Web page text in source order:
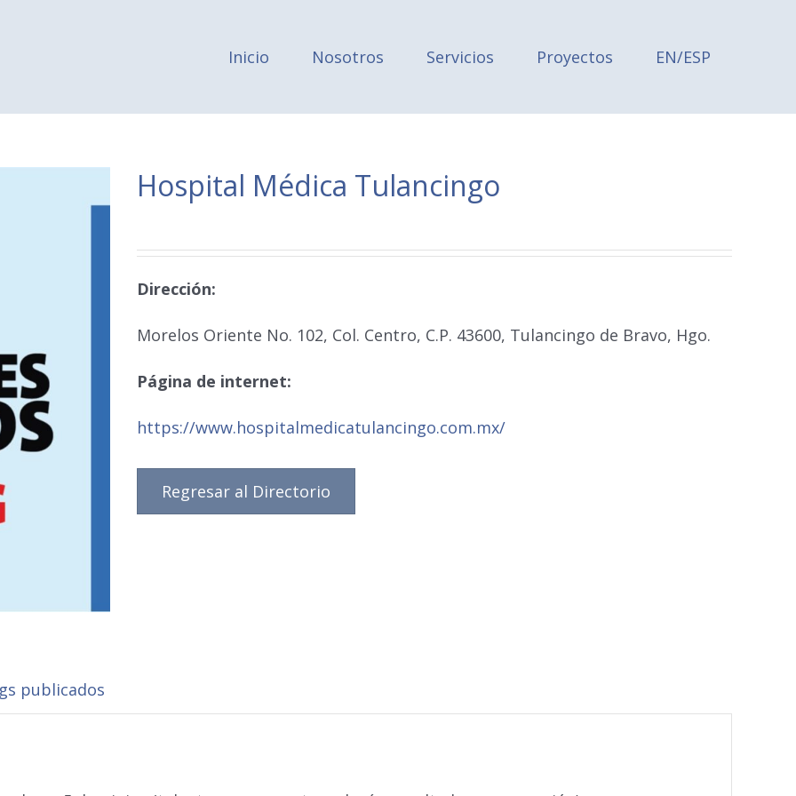
Inicio Nosotros Servicios Proyectos EN/ESP
Hospital Médica Tulancingo
Dirección:
Morelos Oriente No. 102, Col. Centro, C.P. 43600, Tulancingo de Bravo, Hgo.
Página de internet:
https://www.hospitalmedicatulancingo.com.mx/
Regresar al Directorio
publicados